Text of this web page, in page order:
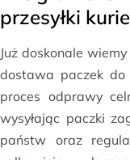
przesyłki
Już doskonale
dostawa paczek
proces odprawy
wysyłając paczki
państw oraz